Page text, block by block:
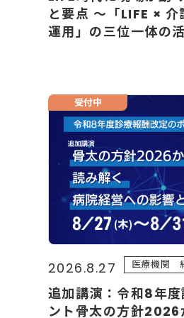
と要点 〜「LIFE ×
運用」の三位一体の
受付中
2026.8.27 医療機関
追加講演：令和8年
ント骨太の方針2026